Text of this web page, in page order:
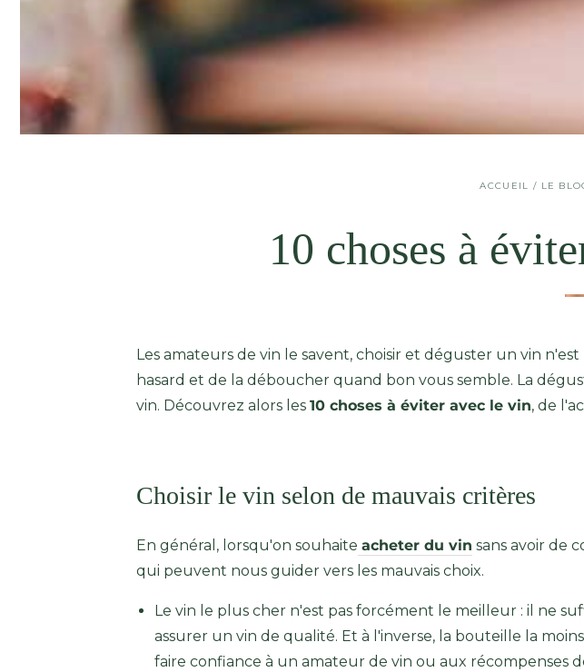
ACCUEIL / LE
10 choses à
Les amateurs de vin le savent, choisir et déguster un vin
hasard et de la déboucher quand bon vous semble. La
vin. Découvrez alors les 10 choses à éviter avec le vin, de
Choisir le vin selon de mauvais critères
En général, lorsqu'on souhaite acheter du vin sans avoir de
qui peuvent nous guider vers les mauvais choix.
Le vin le plus cher n'est pas forcément le meilleur : il ne
assurer un vin de qualité. Et à l'inverse, la bouteille la
faire confiance à un amateur de vin ou aux récompenses